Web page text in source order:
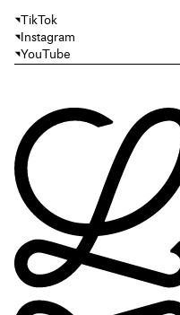
TikTok
Instagram
YouTube